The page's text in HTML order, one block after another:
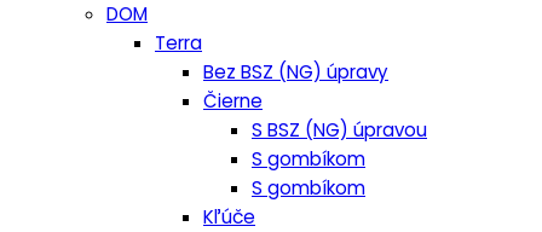
DOM
Terra
Bez BSZ (NG) úpravy
Čierne
S BSZ (NG) úpravou
S gombíkom
S gombíkom
Kľúče